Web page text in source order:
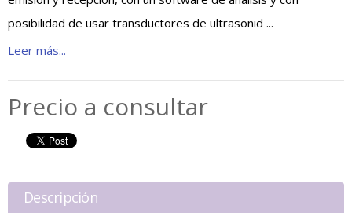
posibilidad de usar transductores de ultrasonid ...
Leer más...
Precio a consultar
Descripción